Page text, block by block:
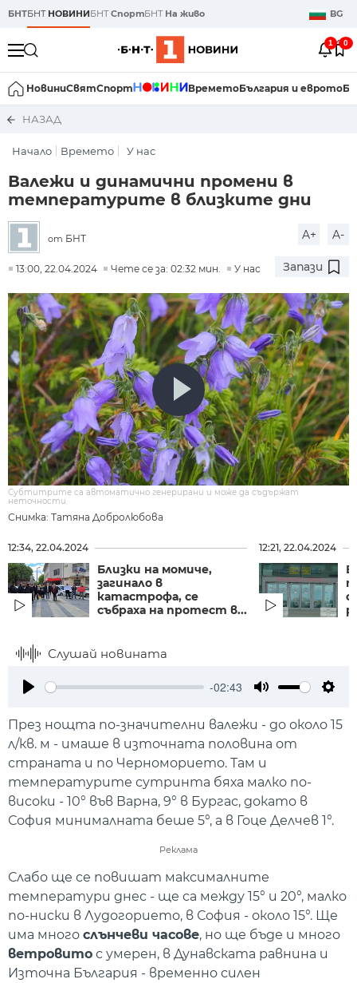
БНТБНТ НОВИНИБНТСпортБНТ На живо BG
1 0
НовиниСвятСпорт ВреметоБългария и еврото
НАЗАД
Начало Времето У нас
Валежи и динамични промени в
температурите в близките дни
от БНТ A+ A-
13:00, 22.04.2024 Чете се за: 02:32 мин. У нас Запази
Снимка: Татяна Добролюбова
Субтитрите са автоматично генерирани и може да съдържат
неточности.
12:34, 22.04.2024
Близки на момиче,
загинало в
катастрофа, се
събраха на протест в...
12:21, 22.04.2024
Слушай новината
-02:43
През нощта по-значителни валежи - до около 15
л/кв. м - имаше в източната половина от
страната и по Черноморието. Там и
температурите сутринта бяха малко по-
високи - 10° във Варна, 9° в Бургас, докато в
София минималната беше 5°, а в Гоце Делчев 1°.
Реклама
Слабо ще се повишат максималните
температури днес - ще са между 15° и 20°, малко
по-ниски в Лудогорието, в София - около 15°. Ще
има много слънчеви часове, но ще бъде и много
ветровито с умерен, в Дунавската равнина и
Източна България - временно силен